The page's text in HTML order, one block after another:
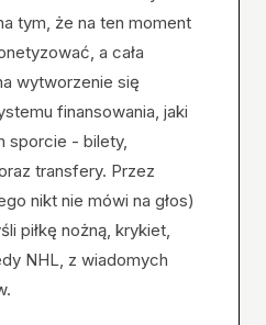
tym, że na ten moment
a cała
wytworzenie się
finansowania, jaki
sporcie - bilety,
transfery. Przez
nikt nie mówi na głos)
piłkę nożną, krykiet,
NHL, z wiadomych